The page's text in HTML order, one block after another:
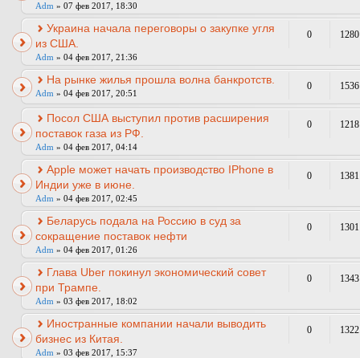
Adm » 07 фев 2017, 18:30
Украина начала переговоры о закупке угля
из США.
Adm » 04 фев 2017, 21:36
0 1280
На рынке жилья прошла волна банкротств.
Adm » 04 фев 2017, 20:51
0 1536
Посол США выступил против расширения
поставок газа из РФ.
Adm » 04 фев 2017, 04:14
0 1218
Apple может начать производство IPhone в
Индии уже в июне.
Adm » 04 фев 2017, 02:45
0 1381
Беларусь подала на Россию в суд за
сокращение поставок нефти
Adm » 04 фев 2017, 01:26
0 1301
Глава Uber покинул экономический совет
при Трампе.
Adm » 03 фев 2017, 18:02
0 1343
Иностранные компании начали выводить
бизнес из Китая.
Adm » 03 фев 2017, 15:37
0 1322